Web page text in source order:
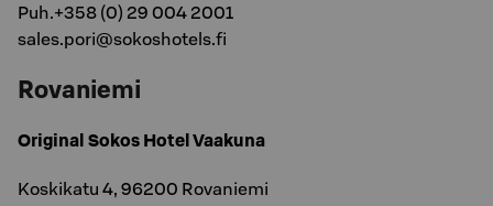
Puh.+358 (0) 29 004 2001
sales.pori@sokoshotels.fi
Rovaniemi
Original Sokos Hotel Vaakuna
Koskikatu 4, 96200 Rovaniemi